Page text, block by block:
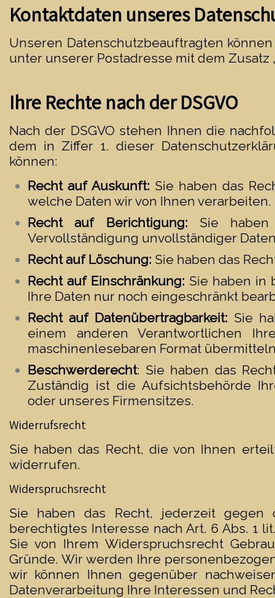
Kontaktdaten unseres
Unseren Datenschutzbeauftragten
unter unserer Postadresse mit dem
Ihre Rechte nach der DSGVO
Nach der DSGVO stehen Ihnen die
dem in Ziffer 1. dieser
können:
Recht auf Auskunft: Sie haben das
welche Daten wir von Ihnen verarbeiten.
Recht auf Berichtigung: Sie haben
Vervollständigung unvollständiger
Recht auf Löschung: Sie haben das
Recht auf Einschränkung: Sie haben in
Ihre Daten nur noch eingeschränkt
Recht auf Datenübertragbarkeit: Sie
einem anderen Verantwortlichen
maschinenlesebaren Format
Beschwerderecht: Sie haben das
Zuständig ist die Aufsichtsbehörde
oder unseres Firmensitzes.
Widerrufsrecht
Sie haben das Recht, die von Ihnen
widerrufen.
Widerspruchsrecht
Sie haben das Recht, jederzeit
berechtigtes Interesse nach Art. 6 Abs. 1
Sie von Ihrem Widerspruchsrecht
Gründe. Wir werden Ihre
wir können Ihnen gegenüber
Datenverarbeitung Ihre Interessen und